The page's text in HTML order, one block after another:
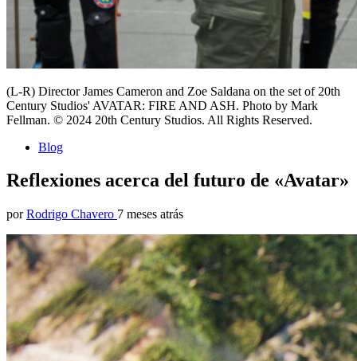
(L-R) Director James Cameron and Zoe Saldana on the set of 20th
Century Studios' AVATAR: FIRE AND ASH. Photo by Mark
Fellman. © 2024 20th Century Studios. All Rights Reserved.
Blog
Reflexiones acerca del futuro de «Avatar»
por Rodrigo Chavero 7 meses atrás